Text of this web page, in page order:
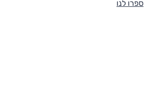
ספרו לנו